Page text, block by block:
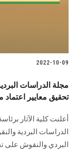
2022-10-09
مجلة الدراسات
تحقيق معايير اعتماد
أعلنت كلية الآثار
الدراسات البردية